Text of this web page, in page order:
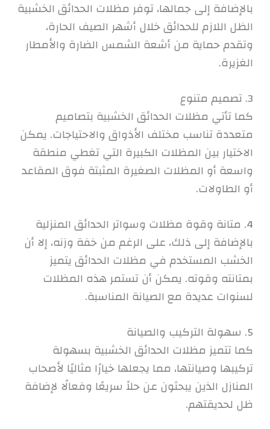
بالإضافة إلى جمالها، توفر مظلات الحدائق الخشبية
الظل اللازم للحدائق خلال أشهر الصيف الحارة،
وتقدم حماية من أشعة الشمس الضارة والأمطار
الغزيرة.
3. تصميم متنوع
كما تأتي مظلات الحدائق الخشبية بتصاميم
متعددة تناسب مختلف الأذواق والاحتياجات. يمكن
الاختيار بين المظلات الكبيرة التي تغطي منطقة
واسعة أو المظلات الصغيرة المثبتة فوق المقاعد
أو الطاولات.
4. متانة وقوة مظلات وسواتر الحدائق المنزلية
بالإضافة إلى ذلك، على الرغم من خفة وزنه، إلا أن
الخشب المستخدم في مظلات الحدائق يتميز
بمتانته وقوته. يمكن أن تستمر هذه المظلات
لسنوات عديدة مع الصيانة المناسبة.
5. سهولة التركيب والصيانة
كما تتميز مظلات الحدائق الخشبية بسهولة
تركيبها وصيانتها، مما يجعلها خيارًا مثاليًا لأصحاب
المنازل الذين يبحثون عن حلاً سريعًا وفعالًا لإضافة
ظل لحديقتهم.